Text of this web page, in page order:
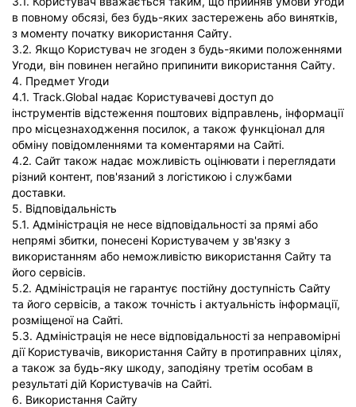
в повному обсязі, без будь-яких застережень або винятків,
з моменту початку використання Сайту.
3.2. Якщо Користувач не згоден з будь-якими положеннями
Угоди, він повинен негайно припинити використання Сайту.
4. Предмет Угоди
4.1. Track.Global надає Користувачеві доступ до
інструментів відстеження поштових відправлень, інформації
про місцезнаходження посилок, а також функціонал для
обміну повідомленнями та коментарями на Сайті.
4.2. Сайт також надає можливість оцінювати і переглядати
різний контент, пов'язаний з логістикою і службами
доставки.
5. Відповідальність
5.1. Адміністрація не несе відповідальності за прямі або
непрямі збитки, понесені Користувачем у зв'язку з
використанням або неможливістю використання Сайту та
його сервісів.
5.2. Адміністрація не гарантує постійну доступність Сайту
та його сервісів, а також точність і актуальність інформації,
розміщеної на Сайті.
5.3. Адміністрація не несе відповідальності за неправомірні
дії Користувачів, використання Сайту в протиправних цілях,
а також за будь-яку шкоду, заподіяну третім особам в
результаті дій Користувачів на Сайті.
6. Використання Сайту